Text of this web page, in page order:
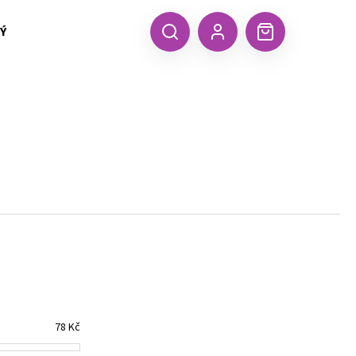
TEXTIL MALFINI (aj.) ČEPICE, KŠILTOVKY, ŠÁTKY A
Hledat Nákupní
78 Kč